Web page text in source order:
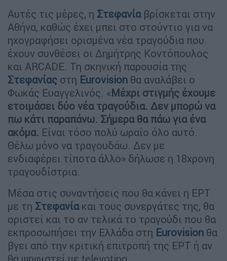
Αυτές τις μέρες, η Στεφανίαβρίσκεται στην
Αθήνα, καθώς έχει μπει στο στούντιο για να
ηχογραφήσει ορισμένα νέα τραγούδια που
έχουν συνθέσει οι Δημήτρης Κοντόπουλος
και ARCADE. Τη σκηνική παρουσία της
Στεφανίας στη Eurovision θα αναλάβει ο
Φωκάς Ευαγγελινός. «Μέχρι στιγμής έχουμε
ετοιμάσει δύο νέα τραγούδια. Δεν μπορώ να
πω κάτι παραπάνω. Σήμερα θα πάω για ένα
ακόμα. Είναι τόσο πολύ ωραίο όλο αυτό.
Θέλω μόνο να τραγουδάω. Δεν με
ενδιαφέρει τίποτα άλλο» δήλωσε η 18χρονη
τραγουδίστρια.
Μέσα στις συναντήσεις που θα κάνει η ΕΡΤ
με τη Στεφανίακαι τους συνεργάτες της, θα
οριστεί και το αν τελικά το τραγούδι που θα
εκπροσωπήσει την Ελλάδα στη Eurovision θα
βγει από την κριτική επιτροπή της ΕΡΤ ή αν